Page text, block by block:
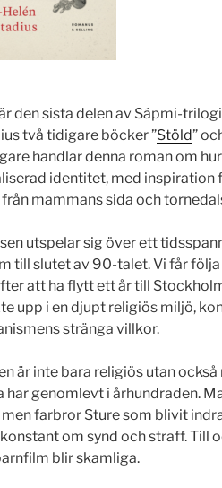
är den sista delen av Sápmi-
två tidigare böcker ”Stöld”
handlar denna roman om
identitet, med inspiration
mammans sida och
utspelar sig över ett
till slutet av 90-talet. Vi får
att ha flytt ett år till
upp i en djupt religiös miljö,
stränga villkor.
är inte bara religiös utan
har genomlevt i århundraden.
farbror Sture som blivit
om synd och straff. Till
blir skamliga.